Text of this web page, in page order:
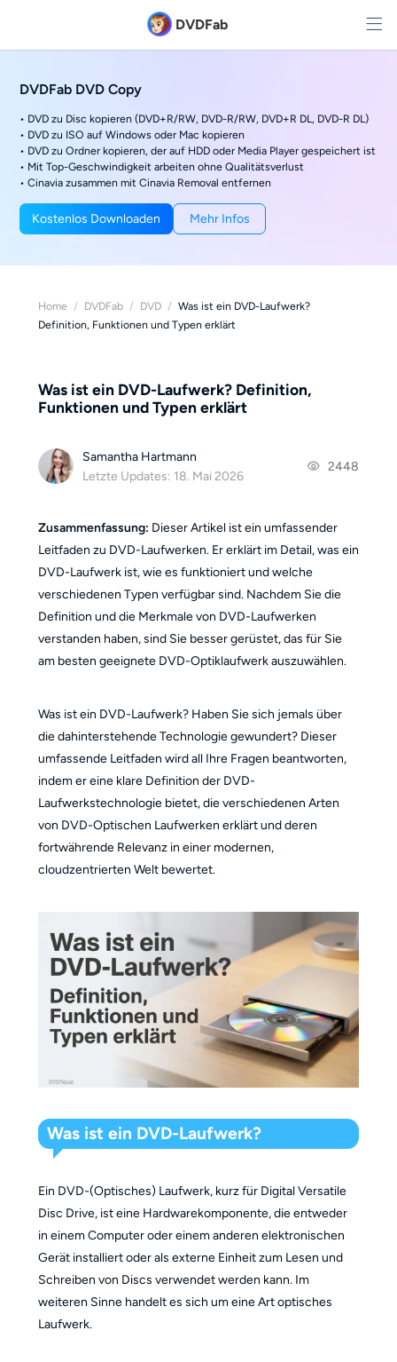
DVDFab
DVDFab DVD Copy
• DVD zu Disc kopieren (DVD+R/RW, DVD-R/RW, DVD+R DL, DVD-R DL)
• DVD zu ISO auf Windows oder Mac kopieren
• DVD zu Ordner kopieren, der auf HDD oder Media Player gespeichert ist
• Mit Top-Geschwindigkeit arbeiten ohne Qualitätsverlust
• Cinavia zusammen mit Cinavia Removal entfernen
Kostenlos Downloaden Mehr Infos
Home / DVDFab / DVD / Was ist ein DVD-Laufwerk?
Definition, Funktionen und Typen erklärt
Was ist ein DVD-Laufwerk? Definition,
Funktionen und Typen erklärt
Samantha Hartmann
Letzte Updates: 18. Mai 2026
2448
Zusammenfassung: Dieser Artikel ist ein umfassender
Leitfaden zu DVD-Laufwerken. Er erklärt im Detail, was ein
DVD-Laufwerk ist, wie es funktioniert und welche
verschiedenen Typen verfügbar sind. Nachdem Sie die
Definition und die Merkmale von DVD-Laufwerken
verstanden haben, sind Sie besser gerüstet, das für Sie
am besten geeignete DVD-Optiklaufwerk auszuwählen.
Was ist ein DVD-Laufwerk? Haben Sie sich jemals über
die dahinterstehende Technologie gewundert? Dieser
umfassende Leitfaden wird all Ihre Fragen beantworten,
indem er eine klare Definition der DVD-
Laufwerkstechnologie bietet, die verschiedenen Arten
von DVD-Optischen Laufwerken erklärt und deren
fortwährende Relevanz in einer modernen,
cloudzentrierten Welt bewertet.
Was ist ein DVD-Laufwerk?
Ein DVD-(Optisches) Laufwerk, kurz für Digital Versatile
Disc Drive, ist eine Hardwarekomponente, die entweder
in einem Computer oder einem anderen elektronischen
Gerät installiert oder als externe Einheit zum Lesen und
Schreiben von Discs verwendet werden kann. Im
weiteren Sinne handelt es sich um eine Art optisches
Laufwerk.